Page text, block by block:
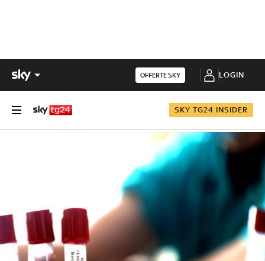
OFFERTE SKY LOGIN
SKY TG24 INSIDER